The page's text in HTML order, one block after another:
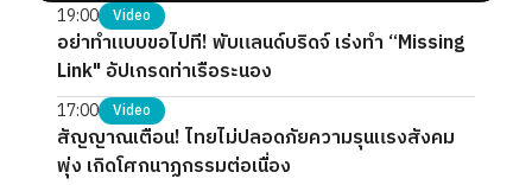
19:00 Video
อย่าทำแบบขอไปที! พับแลนด์บริดจ์ เร่งทำ “Missing
Link" อัปเกรดท่าเรือระนอง
17:00 Video
สัญญาณเตือน! ไทยไม่ปลอดภัยความรุนแรงสังคม
พุ่ง เกิดโศกนาฏกรรมต่อเนื่อง